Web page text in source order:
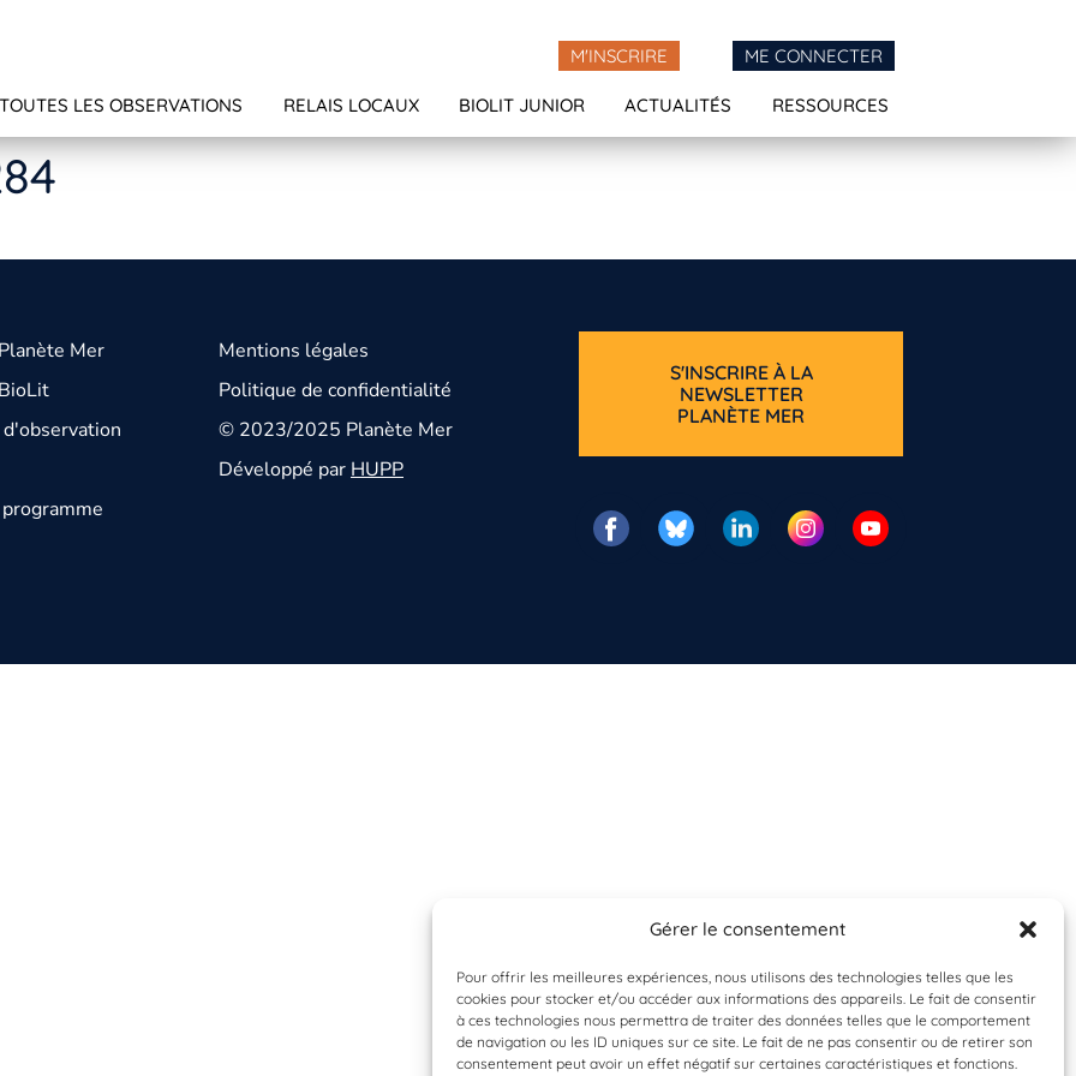
Gérer le consentement
Pour offrir les meilleures expériences, nous utilisons des technologies telles que les
cookies pour stocker et/ou accéder aux informations des appareils. Le fait de consentir
à ces technologies nous permettra de traiter des données telles que le comportement
de navigation ou les ID uniques sur ce site. Le fait de ne pas consentir ou de retirer son
consentement peut avoir un effet négatif sur certaines caractéristiques et fonctions.
M'INSCRIRE ME CONNECTER
TOUTES LES OBSERVATIONS RELAIS LOCAUX BIOLIT JUNIOR ACTUALITÉS RESSOURCES
Mer
Mentions légales
Politique de confidentialité
© 2023/2025 Planète Mer
Développé parHUPP
S'INSCRIRE À LA
NEWSLETTER
PLANÈTE MER